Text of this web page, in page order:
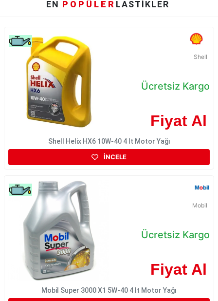
EN POPÜLER LASTİKLER
Shell
Ücretsiz Kargo
Fiyat Al
Shell Helix HX6 10W-40 4 lt Motor Yağı
İNCELE
Mobil
Ücretsiz Kargo
Fiyat Al
Mobil Super 3000 X1 5W-40 4 lt Motor Yağı